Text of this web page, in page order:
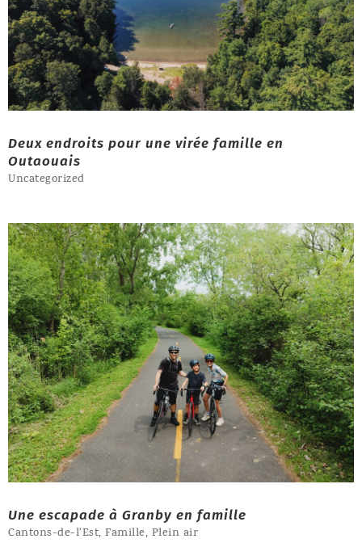
Deux endroits pour une virée famille en
Outaouais
Uncategorized
Une escapade à Granby en famille
Cantons-de-l'Est, Famille, Plein air